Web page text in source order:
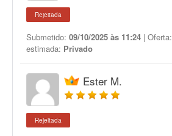
Rejeitada
Submetido: 09/10/2025 às 11:24 | Oferta:
estimada: Privado
Ester M.
Rejeitada